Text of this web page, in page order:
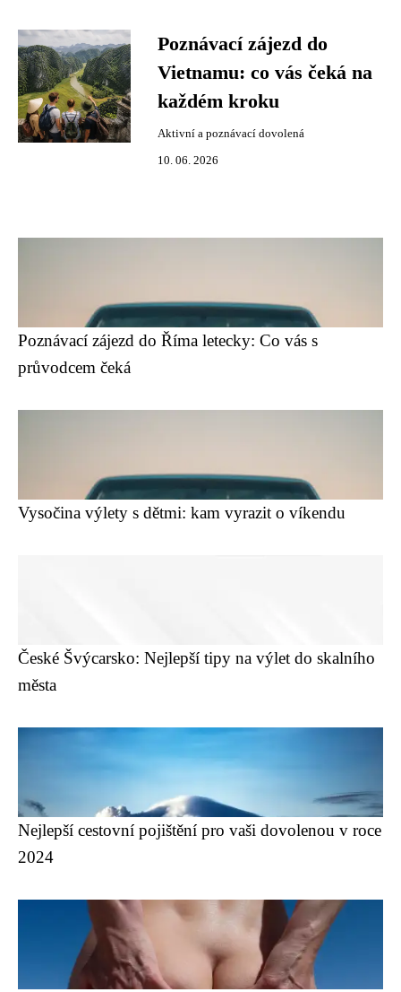
Poznávací zájezd do
Vietnamu: co vás čeká na
každém kroku
Aktivní a poznávací dovolená
10. 06. 2026
Poznávací zájezd do Říma letecky: Co vás s
průvodcem čeká
Vysočina výlety s dětmi: kam vyrazit o víkendu
České Švýcarsko: Nejlepší tipy na výlet do skalního
města
Nejlepší cestovní pojištění pro vaši dovolenou v roce
2024